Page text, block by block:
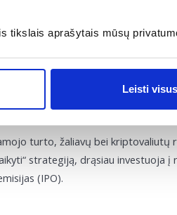
tikslais aprašytais mūsų
Leisti visus
rinkai, jų vertė pakyla 20 %, todėl
finansinėse
turto, žaliavų bei kriptovaliutų
strategiją, drąsiau investuoja
(IPO).